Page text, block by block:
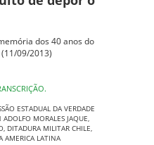
dos 40 anos do
09/2013)
ESTADUAL DA VERDADE
ADOLFO MORALES JAQUE,
, DITADURA MILITAR CHILE,
AMERICA LATINA